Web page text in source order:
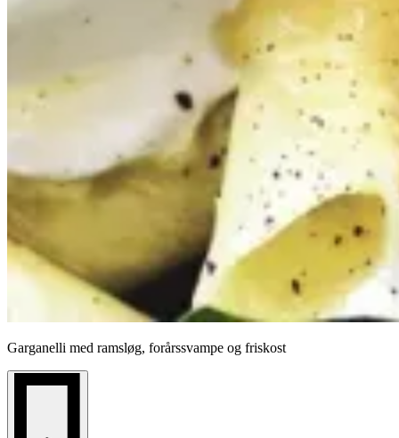
Garganelli med ramsløg, forårssvampe og friskost